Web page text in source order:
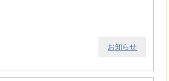
お知らせ